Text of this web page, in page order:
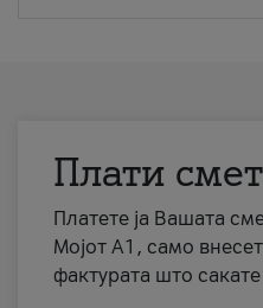
Плати
Платете ја Вашата
Мојот А1, само
фактурата што сакате